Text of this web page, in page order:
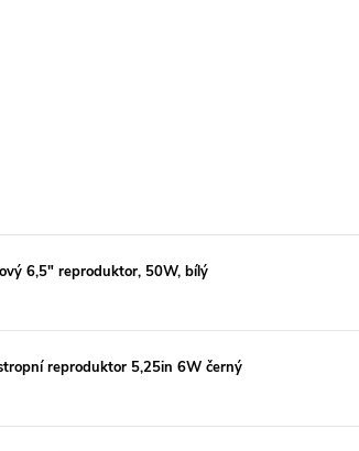
6,5" reproduktor, 50W, bílý
reproduktor 5,25in 6W černý